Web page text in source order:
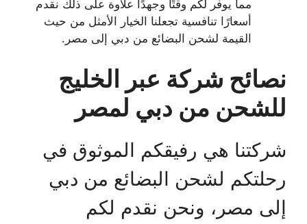
مما يوفر لكم وقتًا وجهدًا علاوة على ذلك نقدم
أسعارًا تنافسية تجعلنا الخيار الأمثل من حيث
القيمة لشحن البضائع من دبي إلى مصر.
نصائح شركة عبر الخليج
للشحن من دبي لمصر
شركتنا هي رفيقكم الموثوق في
رحلتكم لشحن البضائع من دبي
إلى مصر، ونحن نقدم لكم